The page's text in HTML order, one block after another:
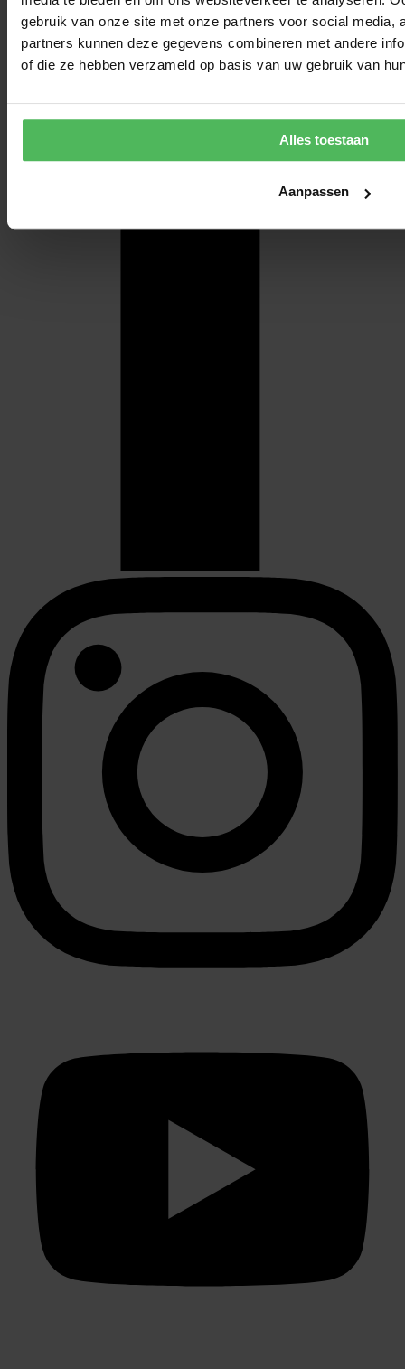
gebruik van onze site met onze partners voor social media,
partners kunnen deze gegevens combineren met andere
of die ze hebben verzameld op basis van uw gebruik van
Alles toestaan
Aanpassen